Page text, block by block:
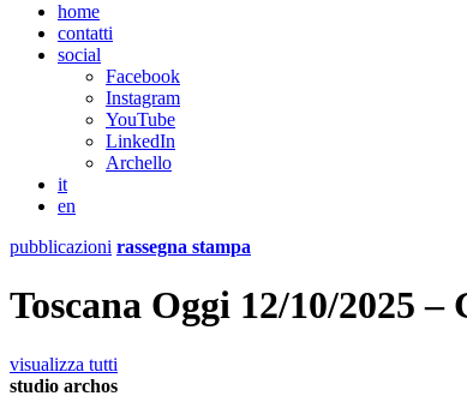
home
contatti
social
Facebook
Instagram
YouTube
LinkedIn
Archello
it
en
pubblicazioni rassegna stampa
Toscana Oggi 12/10/2025
visualizza tutti
studio archos